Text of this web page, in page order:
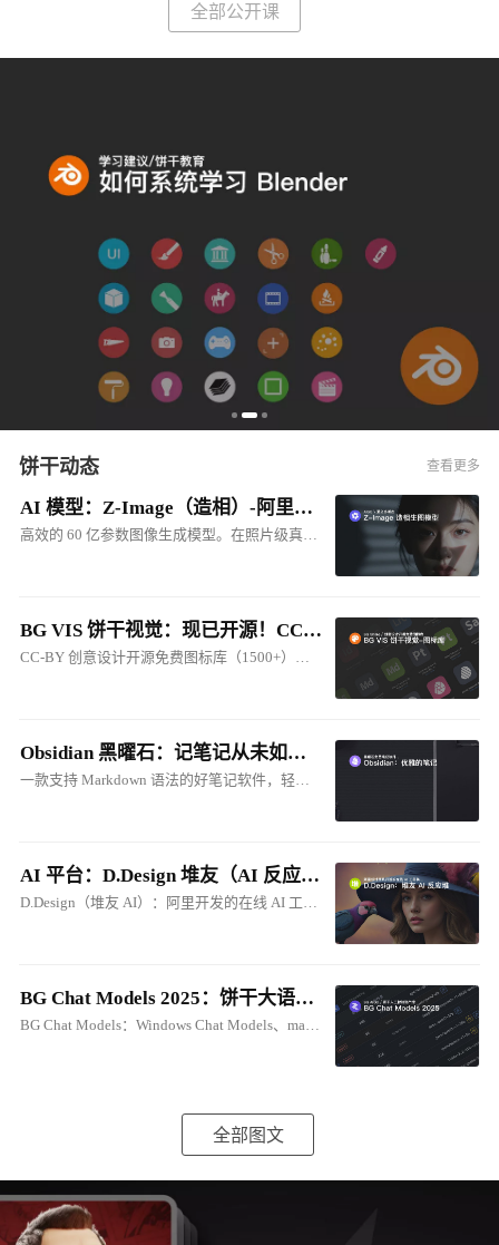
全部公开课
饼干动态 查看更多
AI 模型：Z-Image（造相）-阿里出品的多模态生图模型
高效的 60 亿参数图像生成模型。在照片级真实感图像生成和中英双语文本渲染方面效果突出，其品质可与 FLUX.2 等顶级商业模型媲美
BG VIS 饼干视觉：现已开源！CC-BY 创意设计开源免费图标库
CC-BY 创意设计开源免费图标库（1500+），包括：软件图标、硬件图标、人工智能图标、网站图标、产品图标、系统图标等...
Obsidian 黑曜石：记笔记从未如此优雅
一款支持 Markdown 语法的好笔记软件，轻松建立属于自己的本地知识库。与 Cherry Studio 的笔记联动，将笔记转化为 AI 知识库！
AI 平台：D.Design 堆友（AI 反应堆）在线 ComfyUI
D.Design（堆友 AI）：阿里开发的在线 AI 工具集。支持：生成式、在线ComfyUI、电商图创作等
BG Chat Models 2025：饼干大语音模型库
BG Chat Models：Windows Chat Models、macOS Chat Models
全部图文